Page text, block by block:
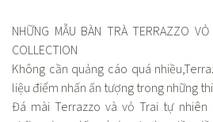
NHỮNG MẪU BÀN TRÀ TERRAZZO
COLLECTION
Không cần quảng cáo quá
liệu điểm nhấn ấn tượng trong những
Đá mài Terrazzo và vỏ Trai tự